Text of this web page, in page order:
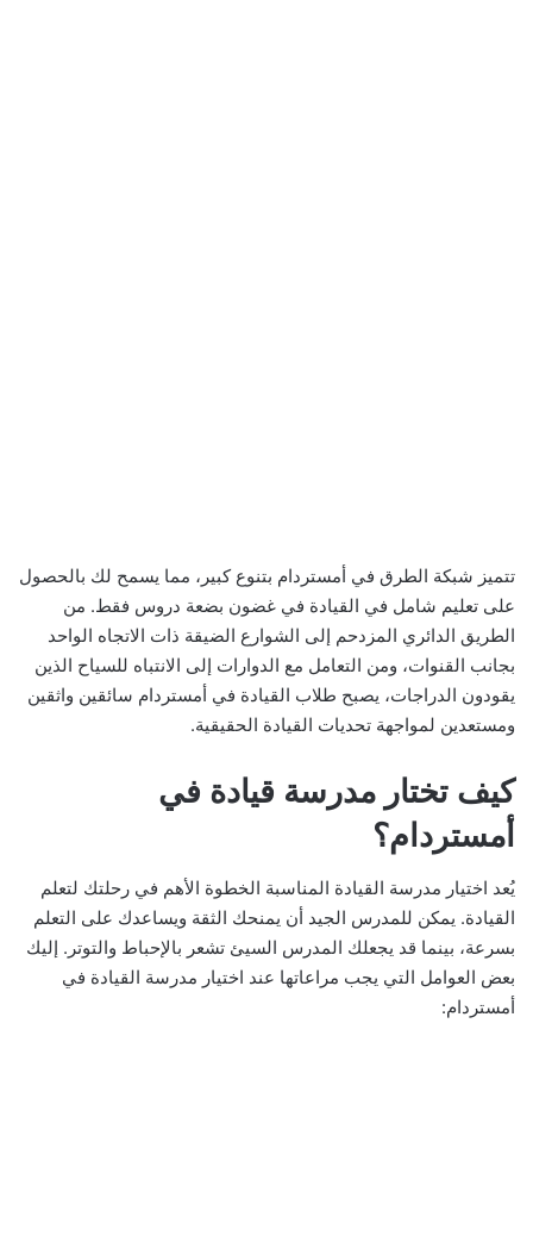
تتميز شبكة الطرق في أمستردام بتنوع كبير، مما يسمح لك بالحصول
على تعليم شامل في القيادة في غضون بضعة دروس فقط. من
الطريق الدائري المزدحم إلى الشوارع الضيقة ذات الاتجاه الواحد
بجانب القنوات، ومن التعامل مع الدوارات إلى الانتباه للسياح الذين
يقودون الدراجات، يصبح طلاب القيادة في أمستردام سائقين واثقين
ومستعدين لمواجهة تحديات القيادة الحقيقية.
كيف تختار مدرسة قيادة في
أمستردام؟
يُعد اختيار مدرسة القيادة المناسبة الخطوة الأهم في رحلتك لتعلم
القيادة. يمكن للمدرس الجيد أن يمنحك الثقة ويساعدك على التعلم
بسرعة، بينما قد يجعلك المدرس السيئ تشعر بالإحباط والتوتر. إليك
بعض العوامل التي يجب مراعاتها عند اختيار مدرسة القيادة في
أمستردام: